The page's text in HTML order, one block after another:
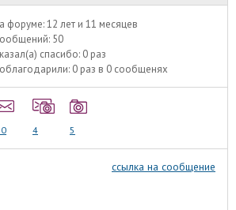
форуме:12 лет и 11 месяцев
50
спасибо: 0 раз
0 раз в 0 сообщенях
4 5
ссылка на сообщение